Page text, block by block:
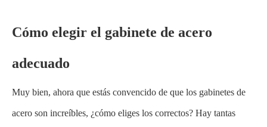
Cómo elegir el gabinete de acero
adecuado
Muy bien, ahora que estás convencido de que los gabinetes de
acero son increíbles, ¿cómo eliges los correctos? Hay tantas